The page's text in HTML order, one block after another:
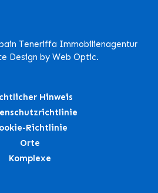
Teneriffa Immobilienagentur
Design by Web Optic.
Hinweis
Richtlinie
Orte
Komplexe